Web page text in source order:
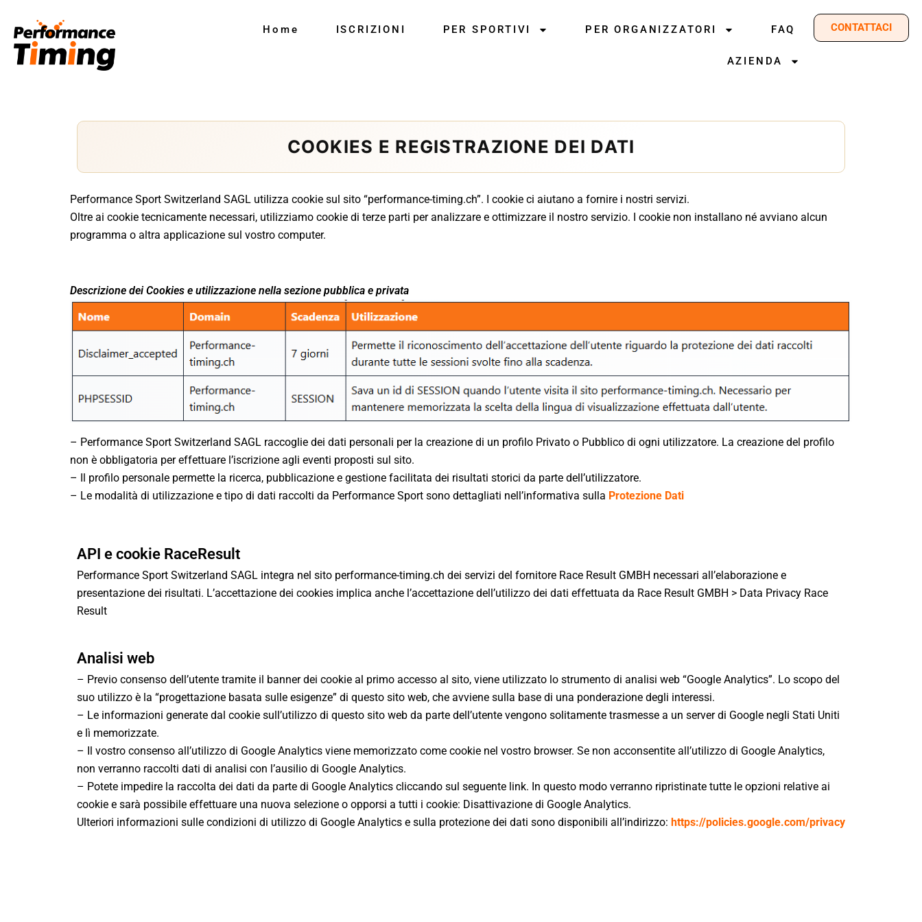
contenuto
Home ISCRIZIONI PER SPORTIVI PER ORGANIZZATORI FAQ
AZIENDA
CONTATTACI
COOKIES E REGISTRAZIONE DEI DATI
Performance Sport Switzerland SAGL utilizza cookie sul sito “performance-timing.ch”. I cookie ci aiutano a fornire i nostri servizi.
Oltre ai cookie tecnicamente necessari, utilizziamo cookie di terze parti per analizzare e ottimizzare il nostro servizio. I cookie non installano né avviano alcun
programma o altra applicazione sul vostro computer.
Descrizione dei Cookies e utilizzazione nella sezione pubblica e privata
– Performance Sport Switzerland SAGL raccoglie dei dati personali per la creazione di un profilo Privato o Pubblico di ogni utilizzatore. La creazione del profilo
non è obbligatoria per effettuare l’iscrizione agli eventi proposti sul sito.
– Il profilo personale permette la ricerca, pubblicazione e gestione facilitata dei risultati storici da parte dell’utilizzatore.
– Le modalità di utilizzazione e tipo di dati raccolti da Performance Sport sono dettagliati nell’informativa sulla Protezione Dati
API e cookie RaceResult
Performance Sport Switzerland SAGL integra nel sito performance-timing.ch dei servizi del fornitore Race Result GMBH necessari all’elaborazione e
presentazione dei risultati. L’accettazione dei cookies implica anche l’accettazione dell’utilizzo dei dati effettuata da Race Result GMBH > Data Privacy Race
Result
Analisi web
– Previo consenso dell’utente tramite il banner dei cookie al primo accesso al sito, viene utilizzato lo strumento di analisi web “Google Analytics”. Lo scopo del
suo utilizzo è la “progettazione basata sulle esigenze” di questo sito web, che avviene sulla base di una ponderazione degli interessi.
– Le informazioni generate dal cookie sull’utilizzo di questo sito web da parte dell’utente vengono solitamente trasmesse a un server di Google negli Stati Uniti
e lì memorizzate.
– Il vostro consenso all’utilizzo di Google Analytics viene memorizzato come cookie nel vostro browser. Se non acconsentite all’utilizzo di Google Analytics,
non verranno raccolti dati di analisi con l’ausilio di Google Analytics.
– Potete impedire la raccolta dei dati da parte di Google Analytics cliccando sul seguente link. In questo modo verranno ripristinate tutte le opzioni relative ai
cookie e sarà possibile effettuare una nuova selezione o opporsi a tutti i cookie: Disattivazione di Google Analytics.
Ulteriori informazioni sulle condizioni di utilizzo di Google Analytics e sulla protezione dei dati sono disponibili all’indirizzo: https://policies.google.com/privacy